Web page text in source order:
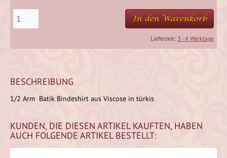
In den Warenkorb
Lieferzeit: 3 - 4 Werktage
BESCHREIBUNG
1/2 Arm Batik Bindeshirt aus Viscose in türkis
KUNDEN, DIE DIESEN ARTIKEL KAUFTEN, HABEN
AUCH FOLGENDE ARTIKEL BESTELLT: